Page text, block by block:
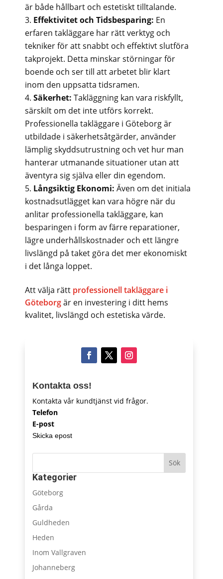
är både hållbart och estetiskt tilltalande.
Effektivitet och Tidsbesparing: En
erfaren takläggare har rätt verktyg och
tekniker för att snabbt och effektivt slutföra
takprojekt. Detta minskar störningar för
boende och ser till att arbetet blir klart
inom den uppsatta tidsramen.
Säkerhet: Takläggning kan vara riskfyllt,
särskilt om det inte utförs korrekt.
Professionella takläggare i Göteborg är
utbildade i säkerhetsåtgärder, använder
lämplig skyddsutrustning och vet hur man
hanterar utmanande situationer utan att
äventyra sig själva eller din egendom.
Långsiktig Ekonomi: Även om det initiala
kostnadsutlägget kan vara högre när du
anlitar professionella takläggare, kan
besparingen i form av färre reparationer,
lägre underhållskostnader och ett längre
livslängd på taket göra det mer ekonomiskt
i det långa loppet.
Att välja rätt professionell takläggare i
Göteborgär en investering i ditt hems
kvalitet, livslängd och estetiska värde.
Kontakta oss!
Kontakta vår kundtjänst vid frågor.
Telefon
E-post
Skicka epost
Sök
Kategorier
Göteborg
Gårda
Guldheden
Heden
Inom Vallgraven
Johanneberg